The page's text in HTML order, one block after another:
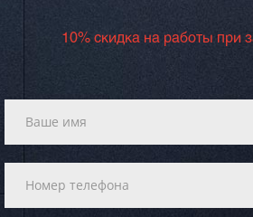
10% скидка на работы при